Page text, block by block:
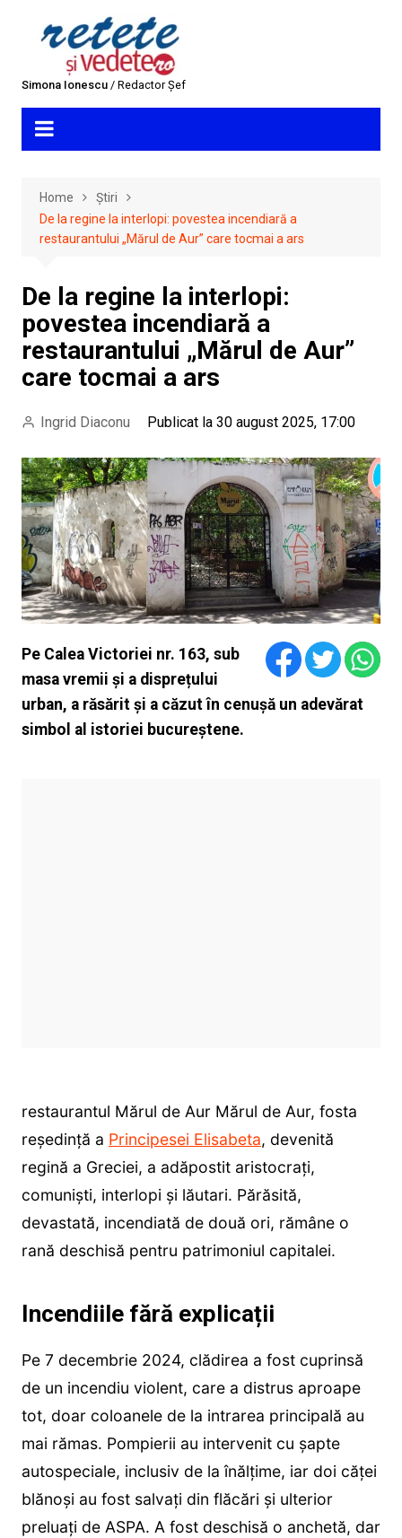
Simona Ionescu/ Redactor Șef
Home
Știri
De la regine la interlopi: povestea incendiară a
restaurantului „Mărul de Aur” care tocmai a ars
De la regine la interlopi:
povestea incendiară a
restaurantului „Mărul de Aur”
care tocmai a ars
Ingrid Diaconu Publicat la 30 august 2025, 17:00
Pe Calea Victoriei nr. 163, sub
masa vremii și a disprețului
urban, a răsărit și a căzut în cenușă un adevărat
simbol al istoriei bucureștene.
restaurantul Mărul de Aur Mărul de Aur, fosta
reședință a Principesei Elisabeta, devenită
regină a Greciei, a adăpostit aristocrați,
comuniști, interlopi și lăutari. Părăsită,
devastată, incendiată de două ori, rămâne o
rană deschisă pentru patrimoniul capitalei.
Incendiile fără explicații
Pe 7 decembrie 2024, clădirea a fost cuprinsă
de un incendiu violent, care a distrus aproape
tot, doar coloanele de la intrarea principală au
mai rămas. Pompierii au intervenit cu șapte
autospeciale, inclusiv de la înălțime, iar doi căței
blănoși au fost salvați din flăcări și ulterior
preluați de ASPA. A fost deschisă o anchetă, dar